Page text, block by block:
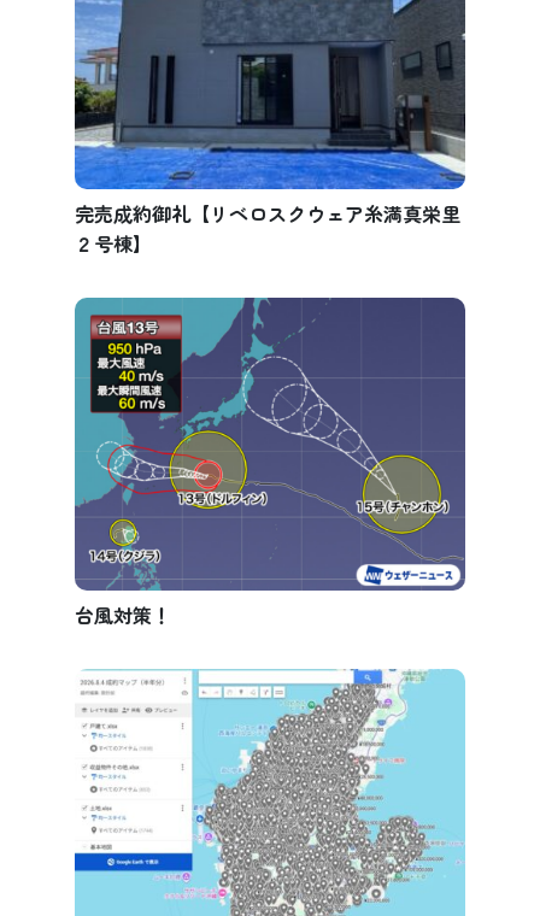
完売成約御礼【リベロスクウェア糸満真栄里
２号棟】
台風対策！